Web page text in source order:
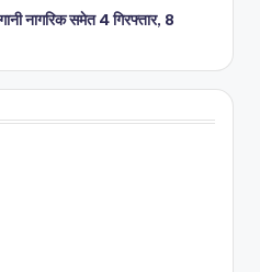
नागरिक समेत 4 गिरफ्तार, 8